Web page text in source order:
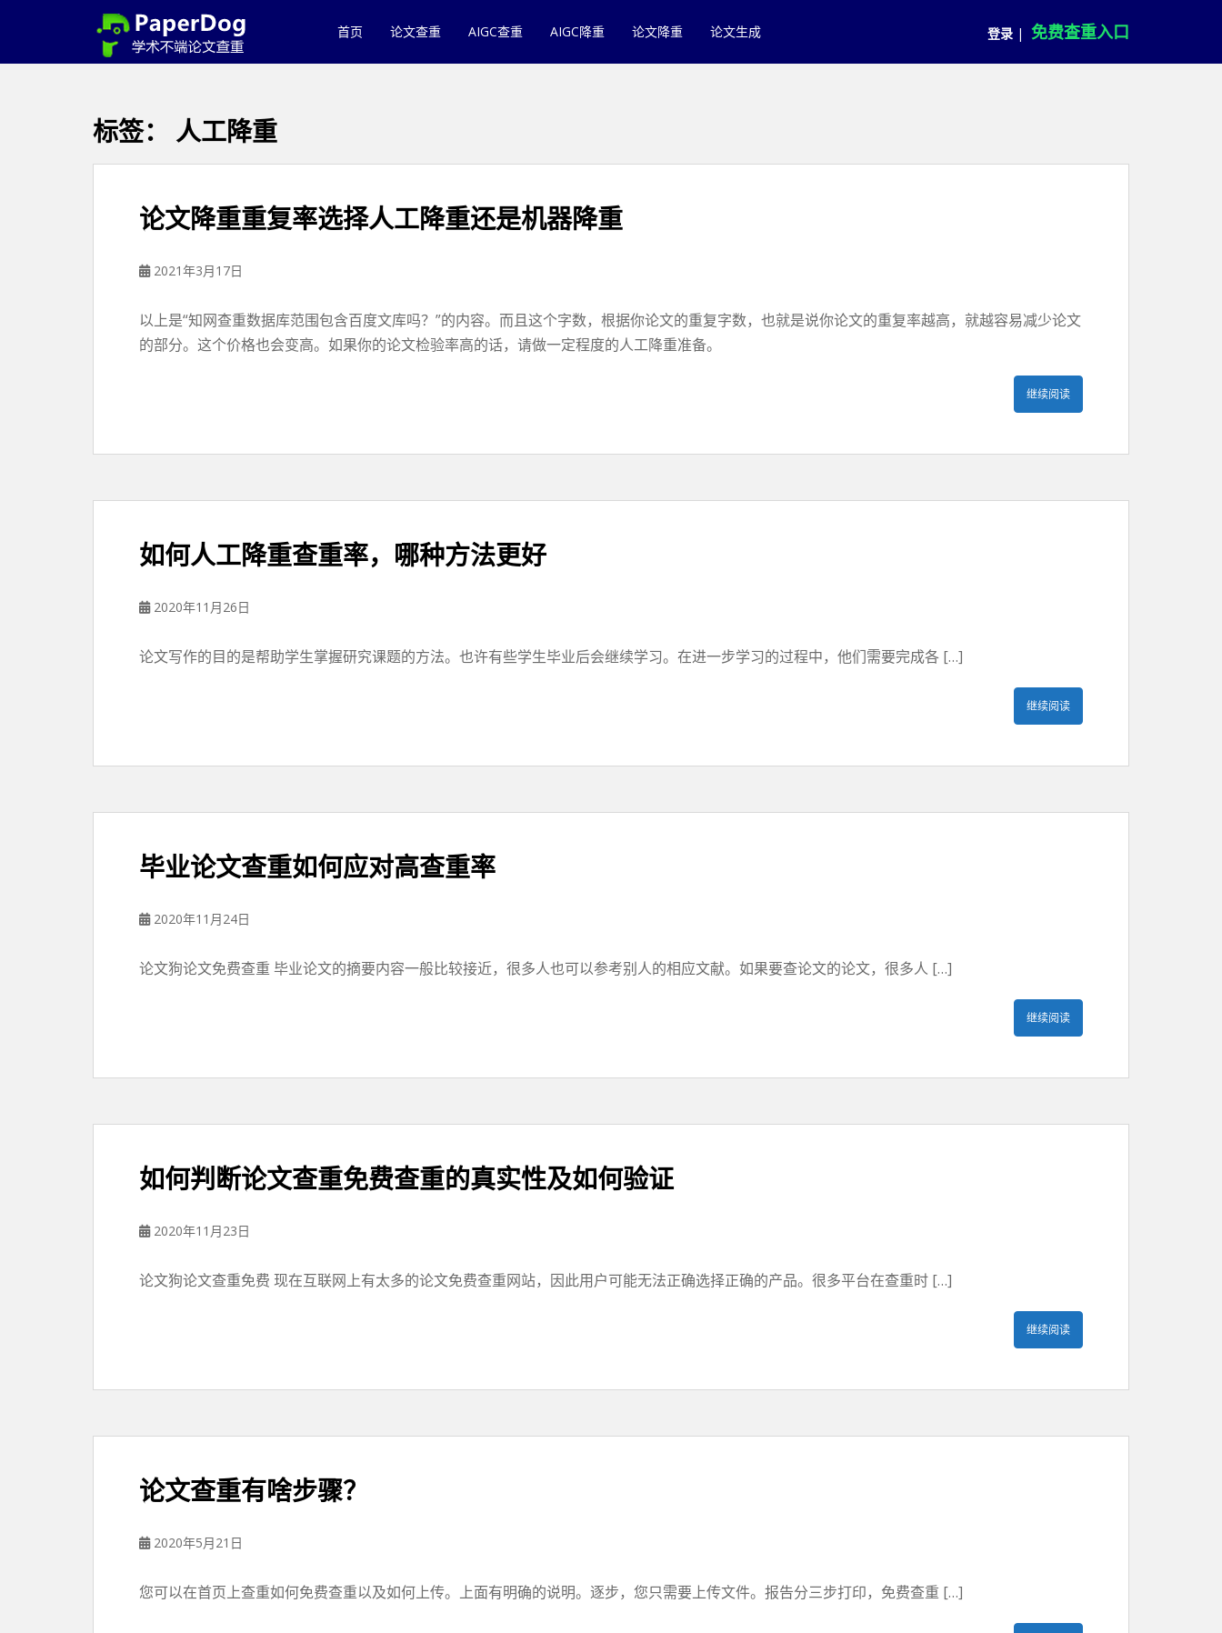
首页 论文查重 AIGC查重 AIGC降重 论文降重 论文生成 登录 | 免费查重入口
标签： 人工降重
论文降重重复率选择人工降重还是机器降重
2021年3月17日
以上是“知网查重数据库范围包含百度文库吗？”的内容。而且这个字数，根据你论文的重复字数，也就是说你论文的重复率越高，就越容易减少论文
的部分。这个价格也会变高。如果你的论文检验率高的话，请做一定程度的人工降重准备。
继续阅读
如何人工降重查重率，哪种方法更好
2020年11月26日
论文写作的目的是帮助学生掌握研究课题的方法。也许有些学生毕业后会继续学习。在进一步学习的过程中，他们需要完成各 […]
继续阅读
毕业论文查重如何应对高查重率
2020年11月24日
论文狗论文免费查重 毕业论文的摘要内容一般比较接近，很多人也可以参考别人的相应文献。如果要查论文的论文，很多人 […]
继续阅读
如何判断论文查重免费查重的真实性及如何验证
2020年11月23日
论文狗论文查重免费 现在互联网上有太多的论文免费查重网站，因此用户可能无法正确选择正确的产品。很多平台在查重时 […]
继续阅读
论文查重有啥步骤？
2020年5月21日
您可以在首页上查重如何免费查重以及如何上传。上面有明确的说明。逐步，您只需要上传文件。报告分三步打印，免费查重 […]